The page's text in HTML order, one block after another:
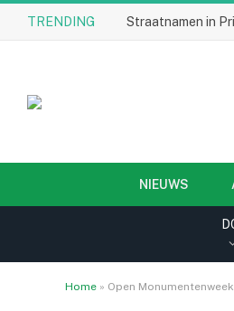
TRENDING Straatnamen in
NIEUWS
Home » Open